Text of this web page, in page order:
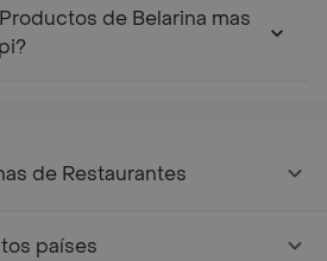
de Belarina mas
de Restaurantes
países